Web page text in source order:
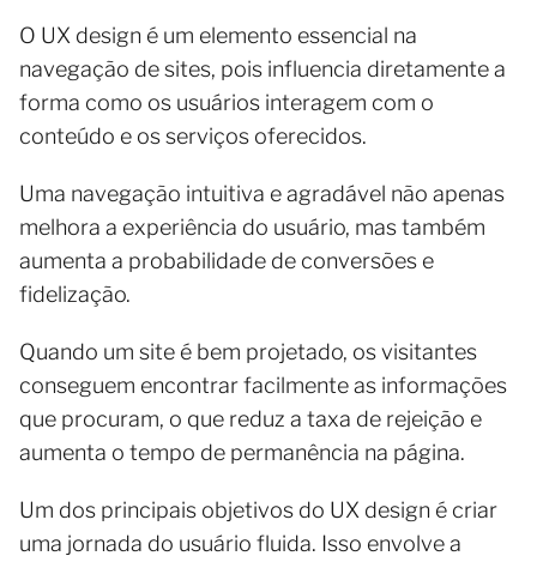
O UX design é um elemento essencial na
navegação de sites, pois influencia diretamente a
forma como os usuários interagem com o
conteúdo e os serviços oferecidos.
Uma navegação intuitiva e agradável não apenas
melhora a experiência do usuário, mas também
aumenta a probabilidade de conversões e
fidelização.
Quando um site é bem projetado, os visitantes
conseguem encontrar facilmente as informações
que procuram, o que reduz a taxa de rejeição e
aumenta o tempo de permanência na página.
Um dos principais objetivos do UX design é criar
uma jornada do usuário fluida. Isso envolve a